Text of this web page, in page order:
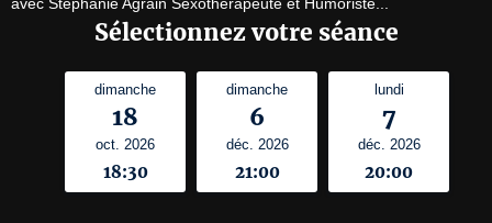
Sélectionnez votre séance
dimanche
18
oct. 2026
18:30
dimanche
6
déc. 2026
21:00
lundi
7
déc. 2026
20:00